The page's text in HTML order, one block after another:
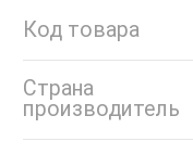
Код товара
Страна
производитель